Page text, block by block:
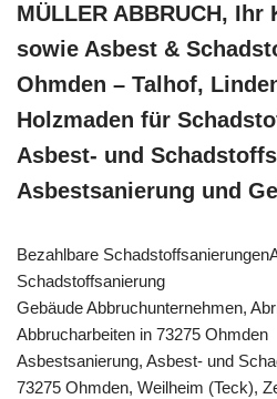
MÜLLER ABBRUCH,
sowie Asbest &
Ohmden – Talhof,
Holzmaden für
Asbest- und
Asbestsanierung und
Bezahlbare
Schadstoffsanierung
Gebäude Abbruchunternehmen,
Abbrucharbeiten in 73275 Ohmden
Asbestsanierung, Asbest- und
73275 Ohmden, Weilheim (Teck),